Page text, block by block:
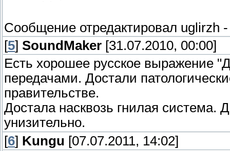
Сообщение отредактировал uglirzh
[5] SoundMaker [31.07.2010, 00:00]
Есть хорошее русское выражение
передачами. Достали
правительстве.
Достала насквозь гнилая система.
унизительно.
[6] Kungu [07.07.2011, 14:02]